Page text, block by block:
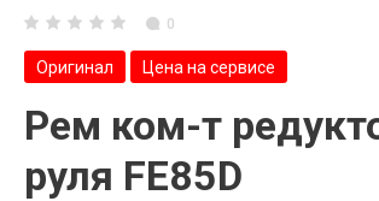
0
Оригинал Цена на сервисе
Рем ком-т
руля FE85D